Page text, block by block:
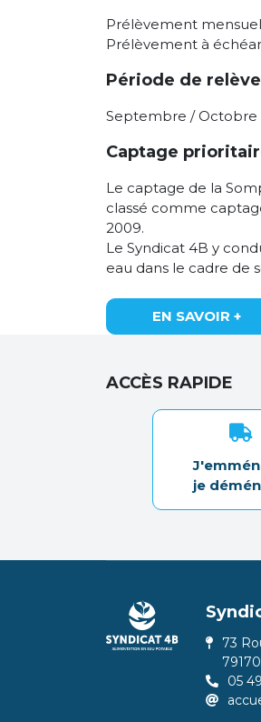
Prélèvement
Prélèvement à
Période de
Septembre / Octobre
Captage
Le captage de la
classé comme
2009.
Le Syndicat 4B y
eau dans le cadre de
EN SAVOIR +
ACCÈS RAPIDE
je
73
05